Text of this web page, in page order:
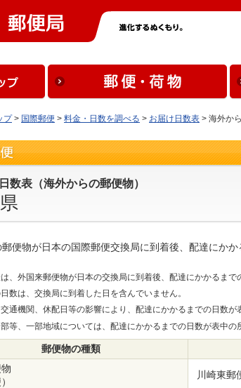
プ> 国際郵便 > 料金・日数を調べる > お届け日数表 > 海外から
数表（海外からの郵便物）
便物が日本の国際郵便交換局に到着後、配達にかか
、外国来郵便物が日本の交換局に到着後、配達にかかるまで
数は、交換局に到着した日を含んでいません。
通機関、休配日等の影響により、配達にかかるまでの日数が
等、一部地域については、配達にかかるまでの日数が表中の
郵便物の種類
川崎東郵